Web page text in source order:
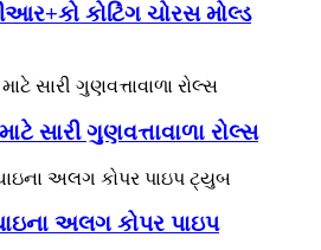
કોટિંગ ચોરસ મોલ્ડ
સારી ગુણવત્તાવાળા રોલ્સ
અલગ કોપર પાઇપ